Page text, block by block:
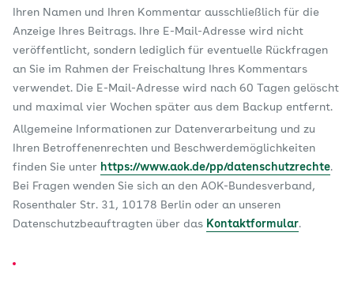
Ihren Namen und Ihren Kommentar ausschließlich für die
Anzeige Ihres Beitrags. Ihre E-Mail-Adresse wird nicht
veröffentlicht, sondern lediglich für eventuelle Rückfragen
an Sie im Rahmen der Freischaltung Ihres Kommentars
verwendet. Die E-Mail-Adresse wird nach 60 Tagen gelöscht
und maximal vier Wochen später aus dem Backup entfernt.
Allgemeine Informationen zur Datenverarbeitung und zu
Ihren Betroffenenrechten und Beschwerdemöglichkeiten
finden Sie unter https://www.aok.de/pp/datenschutzrechte.
Bei Fragen wenden Sie sich an den AOK-Bundesverband,
Rosenthaler Str. 31, 10178 Berlin oder an unseren
Datenschutzbeauftragten über das Kontaktformular.